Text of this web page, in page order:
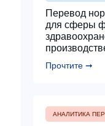
Перевод
для сферы
Прочтите ➞
АНАЛИТИКА